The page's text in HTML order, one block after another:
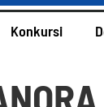
Konkursi